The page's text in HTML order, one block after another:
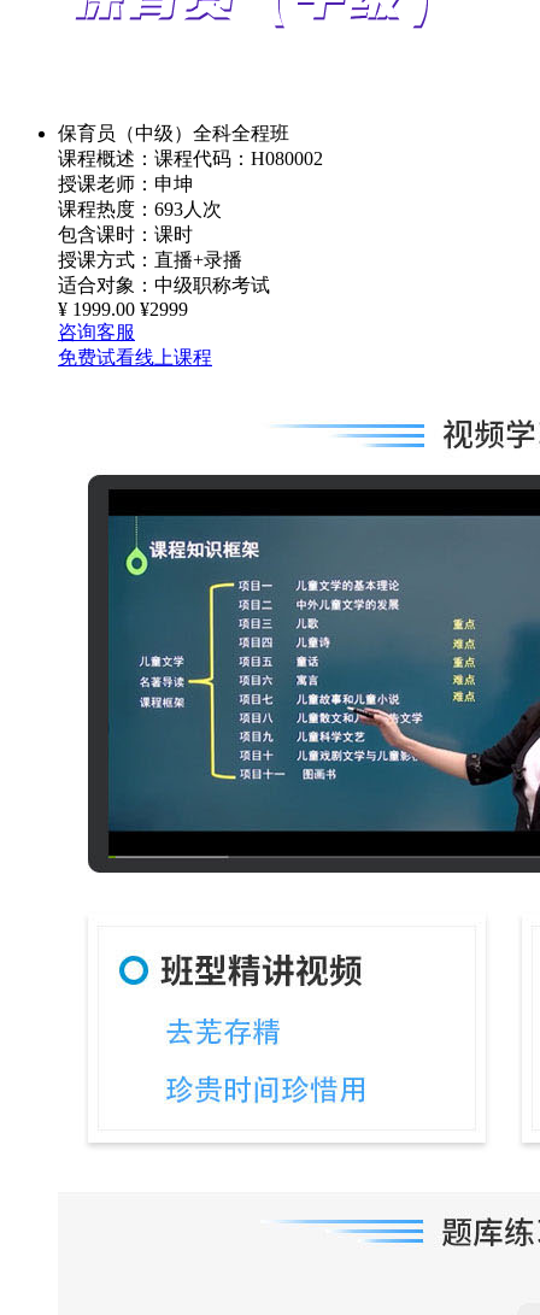
保育员（中级）全科全程班
课程概述：课程代码：H080002
授课老师： 申坤
课程热度： 693人次
包含课时： 课时
授课方式： 直播+录播
适合对象： 中级职称考试
¥ 1999.00 ¥2999
咨询客服
免费试看线上课程